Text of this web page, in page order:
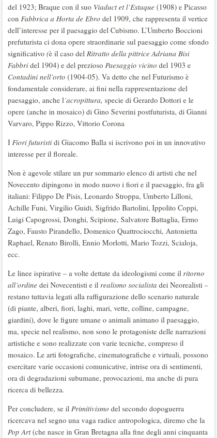
del 1923; Braque con il suo Viaduct et l’Estaque (1908) e Picasso
con Fabbrica a Horta de Ebro del 1909, che rappresenta il vertice
dell’interesse per il paesaggio del Cubismo. L’Umberto Boccioni
prefuturista ci dona opere straordinarie sul paesaggio come sfondo
significativo (è il caso del Ritratto della pittrice Adriana Bisi
Fabbri del 1904) e del prezioso Paesaggio vicino del 1903 e
Contadini nell’orto (1904-05). Va detto che nel Futurismo è
fondamentale considerare, ai fini nella rappresentazione del
paesaggio, anche l’acropittura, specie di Gerardo Dottori e le
opere (anche in mosaico) di Gino Severini postfuturista, di Gianni
Varvaro, Pippo Rizzo, Vittorio Corona
I Fiori futuristi di Giacomo Balla si iscrivono poi in un innovativo
interesse per il floreale.
Non è agevole stilare un pur sommario elenco di artisti che nel
Novecento dipingono in modo nuovo i fiori e il paesaggio, fra gli
italiani: Filippo De Pisis, Leonardo Stroppa, Umberto Lilloni,
Achille Funi, Virgilio Guidi, Sigfrido Bartolini, Ippolito Coppi,
Luigi Capogrossi, Donghi, Scipione, Salvatore Battaglia, Ermo
Zago, Fausto Pirandello, Domenico Quattrociocchi, Antonietta
Raphael, Renato Birolli, Ennio Morlotti, Mario Tozzi, Scialoja,
ecc.
Le linee ispirative – a volte dettate da ideologismi come il ritorno
all’ordine dei Novecentisti e il realismo socialista dei Neorealisti –
restano tuttavia legati alla raffigurazione dello scenario naturale
(di piante, alberi, fiori, laghi, mari, vette, colline, campagne,
giardini), dove le figure umane o animali animano il paesaggio,
ma, specie nel realismo, non sono le protagoniste delle narrazioni
artistiche e sono realizzate con varie tecniche, compreso il
mosaico. Le arti fotografiche, cinematografiche e virtuali, possono
esercitare varie occasioni comunicative, intrise ora di sentimenti,
ora di degradazioni subumane, provocazioni, ma anche di pura
ricerca di bellezza.
Per concludere, se il Primitivismo del secondo dopoguerra
ricercava nel segno una vaga radice antropologica, diremo che la
Pop Art(che nasce in Gran Bretagna alla fine degli anni cinquanta